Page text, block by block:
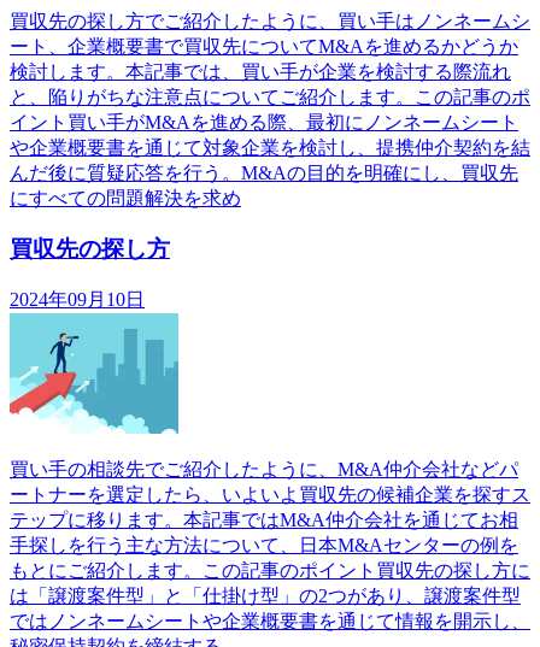
買収先の探し方でご紹介したように、買い手はノンネームシ
ート、企業概要書で買収先についてM&Aを進めるかどうか
検討します。本記事では、買い手が企業を検討する際流れ
と、陥りがちな注意点についてご紹介します。この記事のポ
イント買い手がM&Aを進める際、最初にノンネームシート
や企業概要書を通じて対象企業を検討し、提携仲介契約を結
んだ後に質疑応答を行う。M&Aの目的を明確にし、買収先
にすべての問題解決を求め
買収先の探し方
2024年09月10日
買い手の相談先でご紹介したように、M&A仲介会社などパ
ートナーを選定したら、いよいよ買収先の候補企業を探すス
テップに移ります。本記事ではM&A仲介会社を通じてお相
手探しを行う主な方法について、日本M&Aセンターの例を
もとにご紹介します。この記事のポイント買収先の探し方に
は「譲渡案件型」と「仕掛け型」の2つがあり、譲渡案件型
ではノンネームシートや企業概要書を通じて情報を開示し、